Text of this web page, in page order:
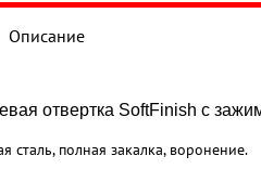
Описание
отвертка SoftFinish с
сталь, полная закалка, воронение.